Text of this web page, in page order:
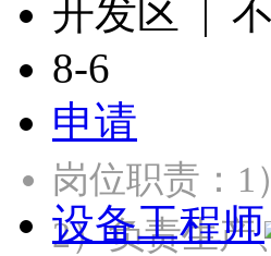
开发区 |
8-6
申请
岗位职责：
2）负责生
设备工程师